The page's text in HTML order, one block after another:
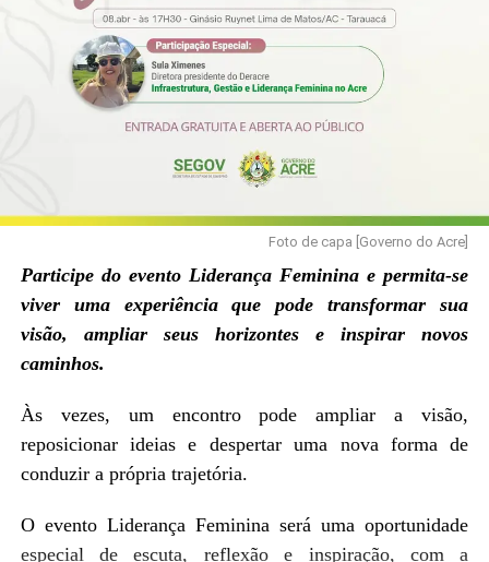
Foto de capa [Governo do Acre]
Participe do evento Liderança Feminina e permita-se
viver uma experiência que pode transformar sua
visão, ampliar seus horizontes e inspirar novos
caminhos.
Às vezes, um encontro pode ampliar a visão,
reposicionar ideias e despertar uma nova forma de
conduzir a própria trajetória.
O evento Liderança Feminina será uma oportunidade
especial de escuta, reflexão e inspiração, com a